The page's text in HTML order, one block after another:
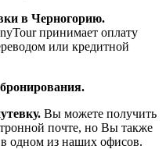
в Черногорию.
принимает оплату
или кредитной
Вы можете получить
почте, но Вы также
одном из наших офисов.